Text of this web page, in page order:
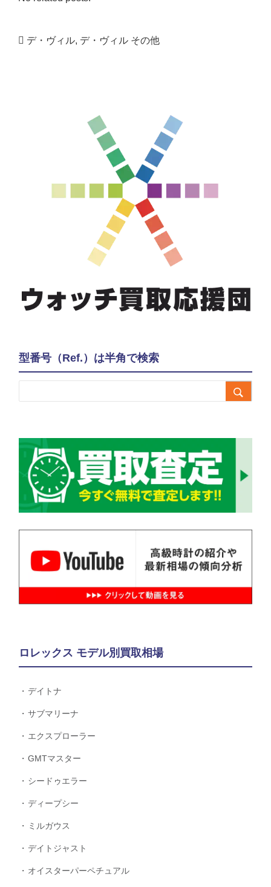
デ・ヴィル, デ・ヴィル その他
型番号（Ref.）は半角で検索

ロレックス モデル別買取相場
デイトナ
サブマリーナ
エクスプローラー
GMTマスター
シードゥエラー
ディープシー
ミルガウス
デイトジャスト
オイスターパーペチュアル